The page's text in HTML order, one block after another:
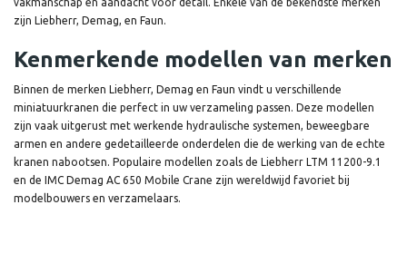
zijn Liebherr, Demag, en Faun.
Kenmerkende modellen van merken
Binnen de merken Liebherr, Demag en Faun vindt u verschillende
miniatuurkranen die perfect in uw verzameling passen. Deze modellen
zijn vaak uitgerust met werkende hydraulische systemen, beweegbare
armen en andere gedetailleerde onderdelen die de werking van de echte
kranen nabootsen. Populaire modellen zoals de Liebherr LTM 11200-9.1
en de IMC Demag AC 650 Mobile Crane zijn wereldwijd favoriet bij
modelbouwers en verzamelaars.